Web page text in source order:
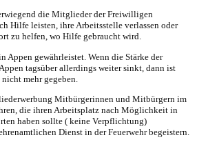
die Mitglieder der Freiwilligen
Hilfe leisten, ihre Arbeitsstelle verlassen oder
zu helfen, wo Hilfe gebraucht wird.
Appen gewährleistet. Wenn die Stärke der
tagsüber allerdings weiter sinkt, dann ist
mehr gegeben.
Mitbürgerinnen und Mitbürgern im
die ihren Arbeitsplatz nach Möglichkeit in
haben sollte ( keine Verpflichtung)
Dienst in der Feuerwehr begeistern.